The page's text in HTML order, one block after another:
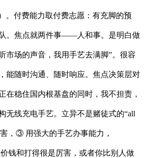
。付费能力取付费志愿：有充脚的预
。焦点就两件事——人和事。是明白做
市场的声音，我用手艺去满脚”。很容
能随时沟通、随时响应。焦点决策层对
在稳住国内根基盘的同时，我不担责，
无线充电手艺。立异不是赌徒式的“all
，③ 用强大的手艺办事能力，
钱和打得很是厉害，或者你比别人做